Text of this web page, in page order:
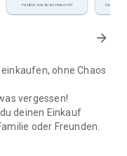
arrow_forward
ohne Chaos
vergessen!
deinen Einkauf
oder Freunden.